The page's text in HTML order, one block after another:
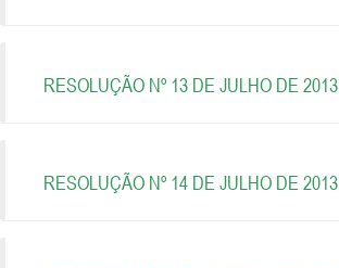
RESOLUÇÃO Nº 13 DE JULHO DE 2013
RESOLUÇÃO Nº 14 DE JULHO DE 2013